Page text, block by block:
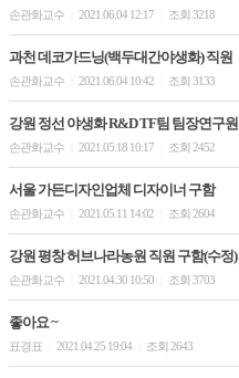
손관화교수 2021.06.04 12:17 조회 3218
과천 데코가드닝(백두대간야생화) 직원
손관화교수 2021.06.04 10:42 조회 3133
강원 정선 야생화 R&D TF팀 팀장연구원
손관화교수 2021.05.18 10:17 조회 2452
서울 가든디자인업체 디자이너 구함
손관화교수 2021.05.11 14:02 조회 2604
강원 평창 허브나라농원 직원 구함(수정)
손관화교수 2021.04.30 10:50 조회 3703
좋아요 ~
표경표 2021.04.25 19:04 조회 2643